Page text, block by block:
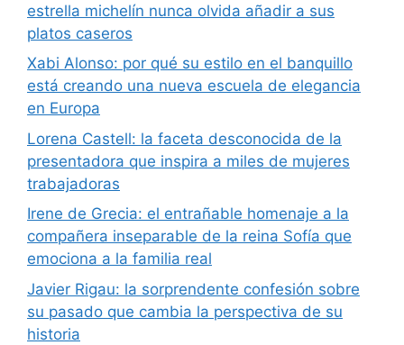
estrella michelín nunca olvida añadir a sus
platos caseros
Xabi Alonso: por qué su estilo en el banquillo
está creando una nueva escuela de elegancia
en Europa
Lorena Castell: la faceta desconocida de la
presentadora que inspira a miles de mujeres
trabajadoras
Irene de Grecia: el entrañable homenaje a la
compañera inseparable de la reina Sofía que
emociona a la familia real
Javier Rigau: la sorprendente confesión sobre
su pasado que cambia la perspectiva de su
historia